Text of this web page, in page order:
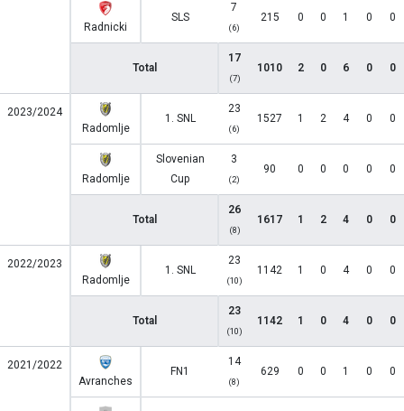
Radnicki
SLS
7
(6)
215 0 0 1 0 0
Total
17
(7)
1010 2 0 6 0 0
2023/2024
Radomlje
1. SNL
23
(6)
1527 1 2 4 0 0
Radomlje
Slovenian
Cup
3
(2)
90 0 0 0 0 0
Total
26
(8)
1617 1 2 4 0 0
2022/2023
Radomlje
1. SNL
23
(10)
1142 1 0 4 0 0
Total
23
(10)
1142 1 0 4 0 0
2021/2022
Avranches
FN1
14
(8)
629 0 0 1 0 0